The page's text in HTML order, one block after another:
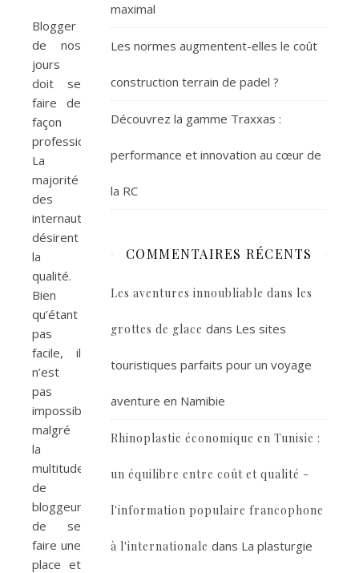
Blogger
de nos
jours
doit se
faire de
façon
professionnelle.
La
majorité
des
internautes
désirent
la
qualité.
Bien
qu’étant
pas
facile, il
n’est
pas
impossible
malgré
la
multitude
de
bloggeurs,
de se
faire une
place et
maximal
Les normes augmentent-elles le coût
construction terrain de padel ?
Découvrez la gamme Traxxas :
performance et innovation au cœur de
la RC
COMMENTAIRES RÉCENTS
Les aventures innoubliable dans les
grottes de glace dans Les sites
touristiques parfaits pour un voyage
aventure en Namibie
Rhinoplastie économique en Tunisie :
un équilibre entre coût et qualité -
l'information populaire francophone
à l'internationale dans La plasturgie